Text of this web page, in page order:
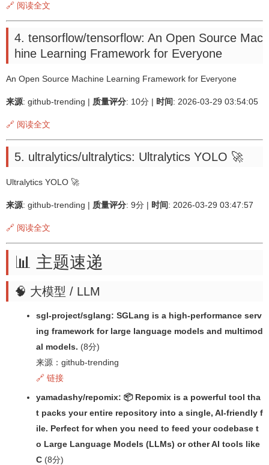
🔗 阅读全文
4. tensorflow/tensorflow: An Open Source Mac
hine Learning Framework for Everyone
An Open Source Machine Learning Framework for Everyone
来源: github-trending | 质量评分: 10分 | 时间: 2026-03-29 03:54:05
🔗 阅读全文
5. ultralytics/ultralytics: Ultralytics YOLO 🚀
Ultralytics YOLO 🚀
来源: github-trending | 质量评分: 9分 | 时间: 2026-03-29 03:47:57
🔗 阅读全文
📊 主题速递
🧠 大模型 / LLM
sgl-project/sglang: SGLang is a high-performance serv
ing framework for large language models and multimod
al models. (8分)
来源：github-trending
🔗 链接
yamadashy/repomix: 📦 Repomix is a powerful tool tha
t packs your entire repository into a single, AI-friendly f
ile. Perfect for when you need to feed your codebase t
o Large Language Models (LLMs) or other AI tools like
C (8分)